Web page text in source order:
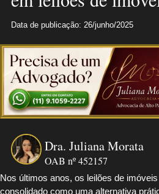
Data de publicação: 26/junho/2025
Dra. Juliana Morata
OAB nº 452157
Nos últimos anos, os leilões de
consolidado como uma alternativa